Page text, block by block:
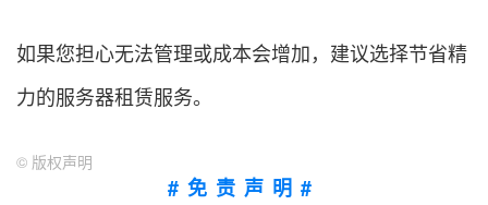
如果您担心无法管理或成本会增加，建议选择节省精
力的服务器租赁服务。
© 版权声明
#免责声明#